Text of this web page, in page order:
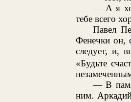
— А я
тебе всего
Павел
Фенечки он,
следует, и,
«Будьте
— В
ним.